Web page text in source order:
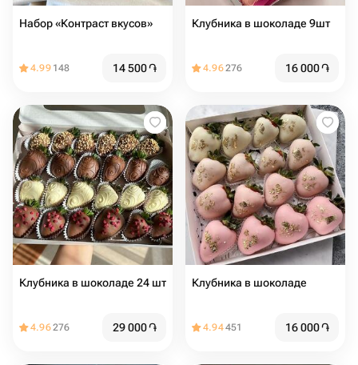
Набор «Контраст вкусов»
4.99 148 14 500֏
Клубника в шоколаде 9шт️
4.96276 16 000֏
Клубника в шоколаде 24 шт
4.96276 29 000֏
Клубника в шоколаде
4.94451 16 000֏